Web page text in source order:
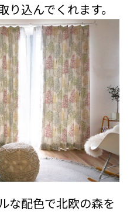
込んでくれます。
な配色で北欧の森を